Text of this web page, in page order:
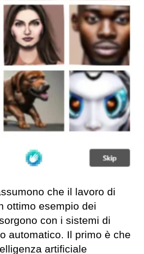
che il lavoro di
ottimo esempio dei
con i sistemi di
automatico. Il primo è che
artificiale